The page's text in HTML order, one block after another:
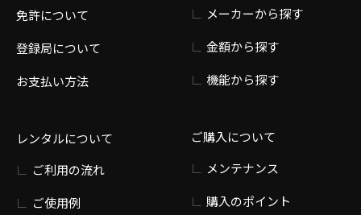
免許について
登録局について
お支払い方法
レンタルについて
ご利用の流れ
ご使用例
メーカーから探す
金額から探す
機能から探す
ご購入について
メンテナンス
購入のポイント